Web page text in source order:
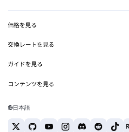
MetaMask Connect
Snaps
Web3サービス
セキュリティ
サポート
キャリア
お問い合わせ
価格を見る
イーサリアムの価格
Solanaの価格
Tetherの価格
交換レートを見る
ETH→USD
USDT→INR
BTC→INR
ETH→USDT
ガイドを見る
ETHの購入
コンテンツを見る
Solanaウォレット
日本語